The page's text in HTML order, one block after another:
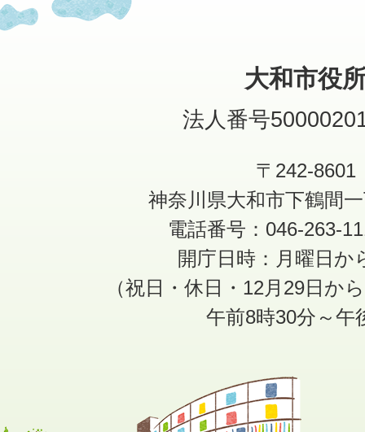
大和市役
法人番号
〒242-8601
神奈川県大和市下鶴間
電話番号：046-263-
開庁日時：月曜日か
（祝日・休日・12月29日か
午前8時30分～午